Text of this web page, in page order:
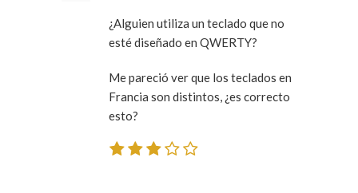
¿Alguien utiliza un teclado que no
esté diseñado en QWERTY?
Me pareció ver que los teclados en
Francia son distintos, ¿es correcto
esto?